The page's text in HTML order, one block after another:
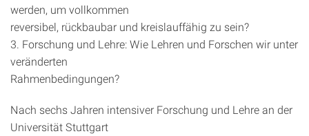
werden, um vollkommen
reversibel, rückbaubar und kreislauffähig zu sein?
3. Forschung und Lehre: Wie Lehren und Forschen wir unter
veränderten
Rahmenbedingungen?
Nach sechs Jahren intensiver Forschung und Lehre an der
Universität Stuttgart